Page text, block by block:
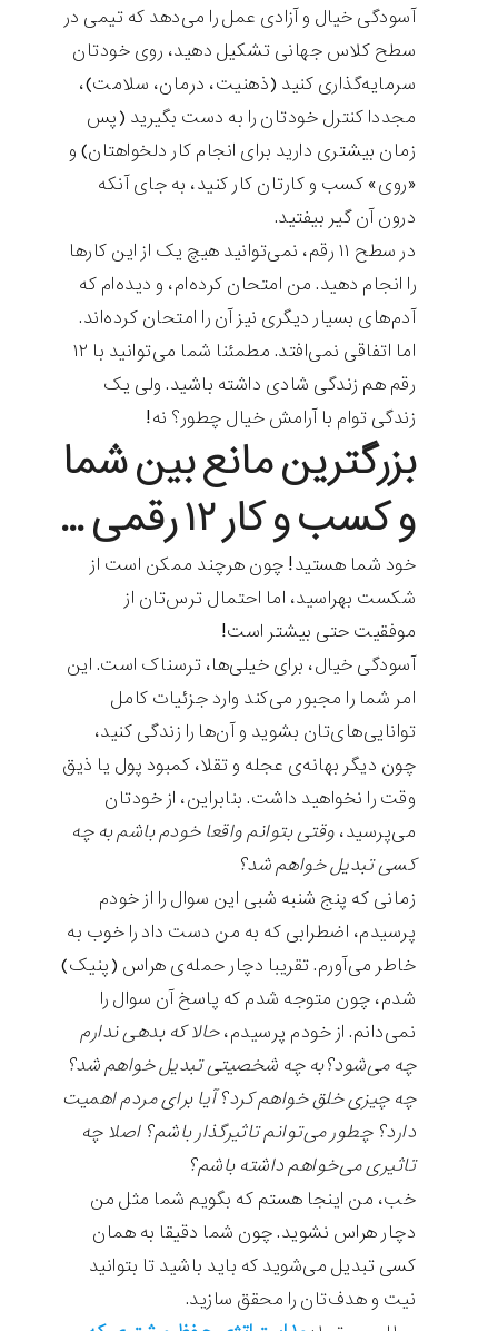
آسودگی خیال و آزادی عمل را می‌دهد که تیمی در
سطح کلاس جهانی تشکیل دهید، روی خودتان
سرمایه‌گذاری کنید (ذهنیت، درمان، سلامت)،
مجددا کنترل خودتان را به دست بگیرید (پس
زمان بیشتری دارید برای انجام کار دلخواهتان) و
«روی» کسب و کارتان کار کنید، به جای آنکه
درون آن گیر بیفتید.
در سطح ۱۱ رقم، نمی‌توانید هیچ یک از این کارها
را انجام دهید. من امتحان کرده‌ام، و دیده‌ام که
آدم‌های بسیار دیگری نیز آن را امتحان کرده‌اند.
اما اتفاقی نمی‌افتد. مطمئنا شما می‌توانید با ۱۲
رقم هم زندگی شادی داشته باشید. ولی یک
زندگی توام با آرامش خیال چطور؟ نه!
بزرگترین مانع بین شما
و کسب و کار ۱۲ رقمی …
خود شما هستید! چون هرچند ممکن است از
شکست بهراسید، اما احتمال ترس‌تان از
موفقیت حتی بیشتر است!
آسودگی خیال، برای خیلی‌ها، ترسناک است. این
امر شما را مجبور می‌کند وارد جزئیات کامل
توانایی‌های‌تان بشوید و آن‌ها را زندگی کنید،
چون دیگر بهانه‌ی عجله و تقلا، کمبود پول یا ذیق
وقت را نخواهید داشت. بنابراین، از خودتان
می‌پرسید، وقتی بتوانم واقعا خودم باشم به چه
کسی تبدیل خواهم شد؟
زمانی که پنج شنبه شبی این سوال را از خودم
پرسیدم، اضطرابی که به من دست داد را خوب به
خاطر می‌آورم. تقریبا دچار حمله‌ی هراس (پنیک)
شدم، چون متوجه شدم که پاسخ آن سوال را
نمی‌دانم. از خودم پرسیدم،حالا که بدهی ندارم
چه می‌شود؟به چه شخصیتی تبدیل خواهم شد؟
چه چیزی خلق خواهم کرد؟ آيا برای مردم اهمیت
دارد؟ چطور می‌توانم تاثیرگذار باشم؟ اصلا چه
تاثیری می‌خواهم داشته باشم؟
خب، من اینجا هستم که بگویم شما مثل من
دچار هراس نشوید. چون شما دقیقا به همان
کسی تبدیل می‌شوید که باید باشید تا بتوانید
نیت و هدف‌تان را محقق سازید.